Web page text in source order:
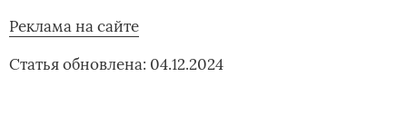
Реклама на сайте
Статья обновлена: 04.12.2024